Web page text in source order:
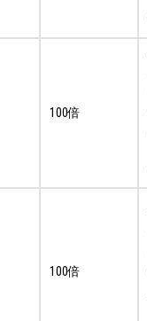
100倍
100倍